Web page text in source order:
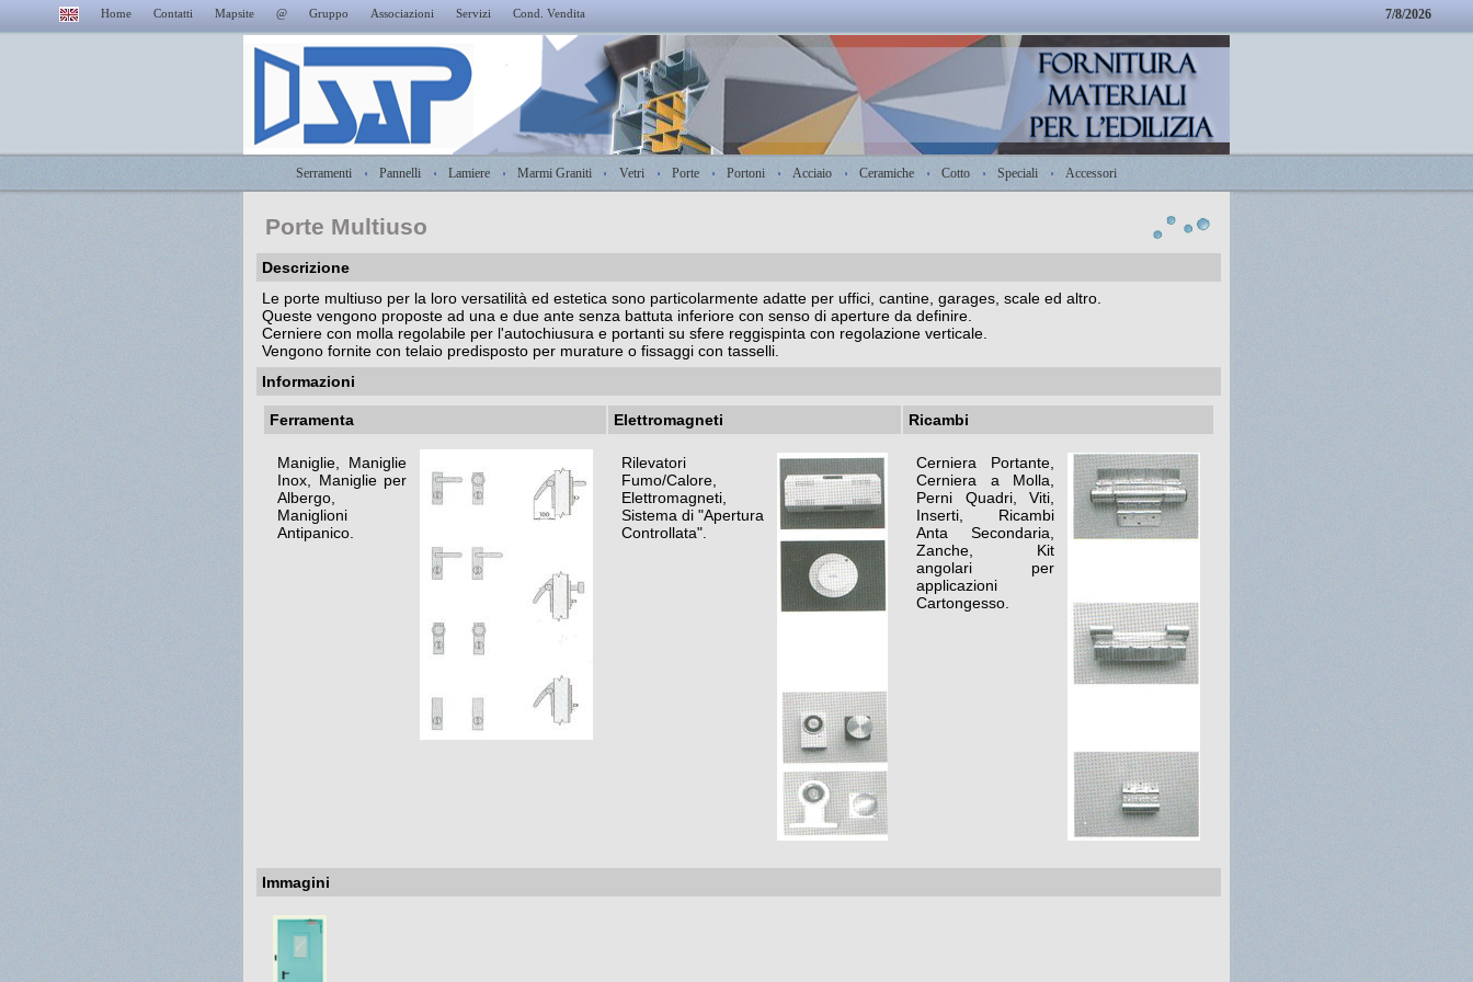
Home Contatti Mapsite @ Gruppo Associazioni Servizi Cond. Vendita 7/8/2026
Serramenti Pannelli Lamiere Marmi Graniti Vetri Porte Portoni Acciaio Ceramiche Cotto Speciali Accessori
Porte Multiuso
Descrizione
Le porte multiuso per la loro versatilità ed estetica sono particolarmente adatte per uffici, cantine, garages, scale ed altro.
Queste vengono proposte ad una e due ante senza battuta inferiore con senso di aperture da definire.
Cerniere con molla regolabile per l'autochiusura e portanti su sfere reggispinta con regolazione verticale.
Vengono fornite con telaio predisposto per murature o fissaggi con tasselli.
Informazioni
Ferramenta Elettromagneti Ricambi
Maniglie, Maniglie
Inox, Maniglie per
Albergo,
Maniglioni
Antipanico.
Rilevatori
Fumo/Calore,
Elettromagneti,
Sistema di "Apertura
Controllata".
Cerniera Portante,
Cerniera a Molla,
Perni Quadri, Viti,
Inserti, Ricambi
Anta Secondaria,
Zanche, Kit
angolari per
applicazioni
Cartongesso.
Immagini